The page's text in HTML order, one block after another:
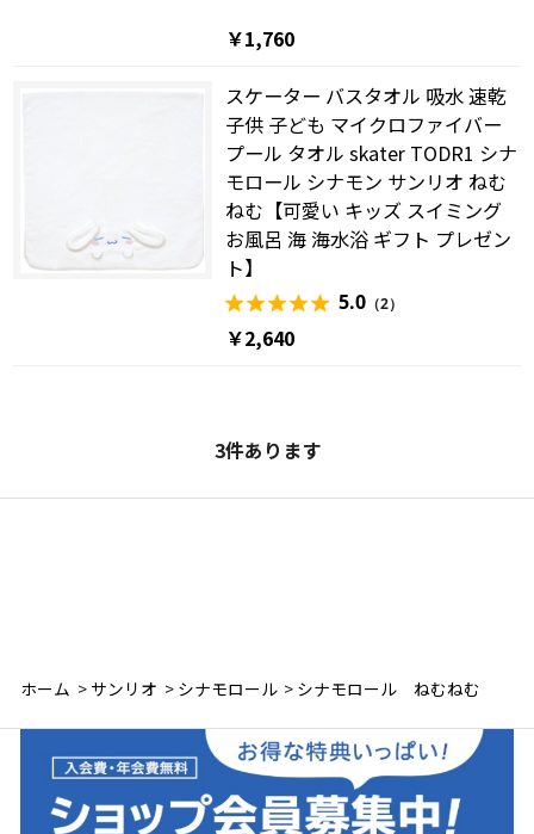
￥1,760
スケーター バスタオル 吸水 速乾
子供 子ども マイクロファイバー
プール タオル skater TODR1 シナ
モロール シナモン サンリオ ねむ
ねむ【可愛い キッズ スイミング
お風呂 海 海水浴 ギフト プレゼン
ト】
5.0（2）
￥2,640
3件あります
ホーム > サンリオ > シナモロール > シナモロール ねむねむ